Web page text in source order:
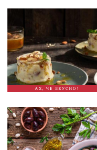
АХ, ЧЕ ВКУСНО!